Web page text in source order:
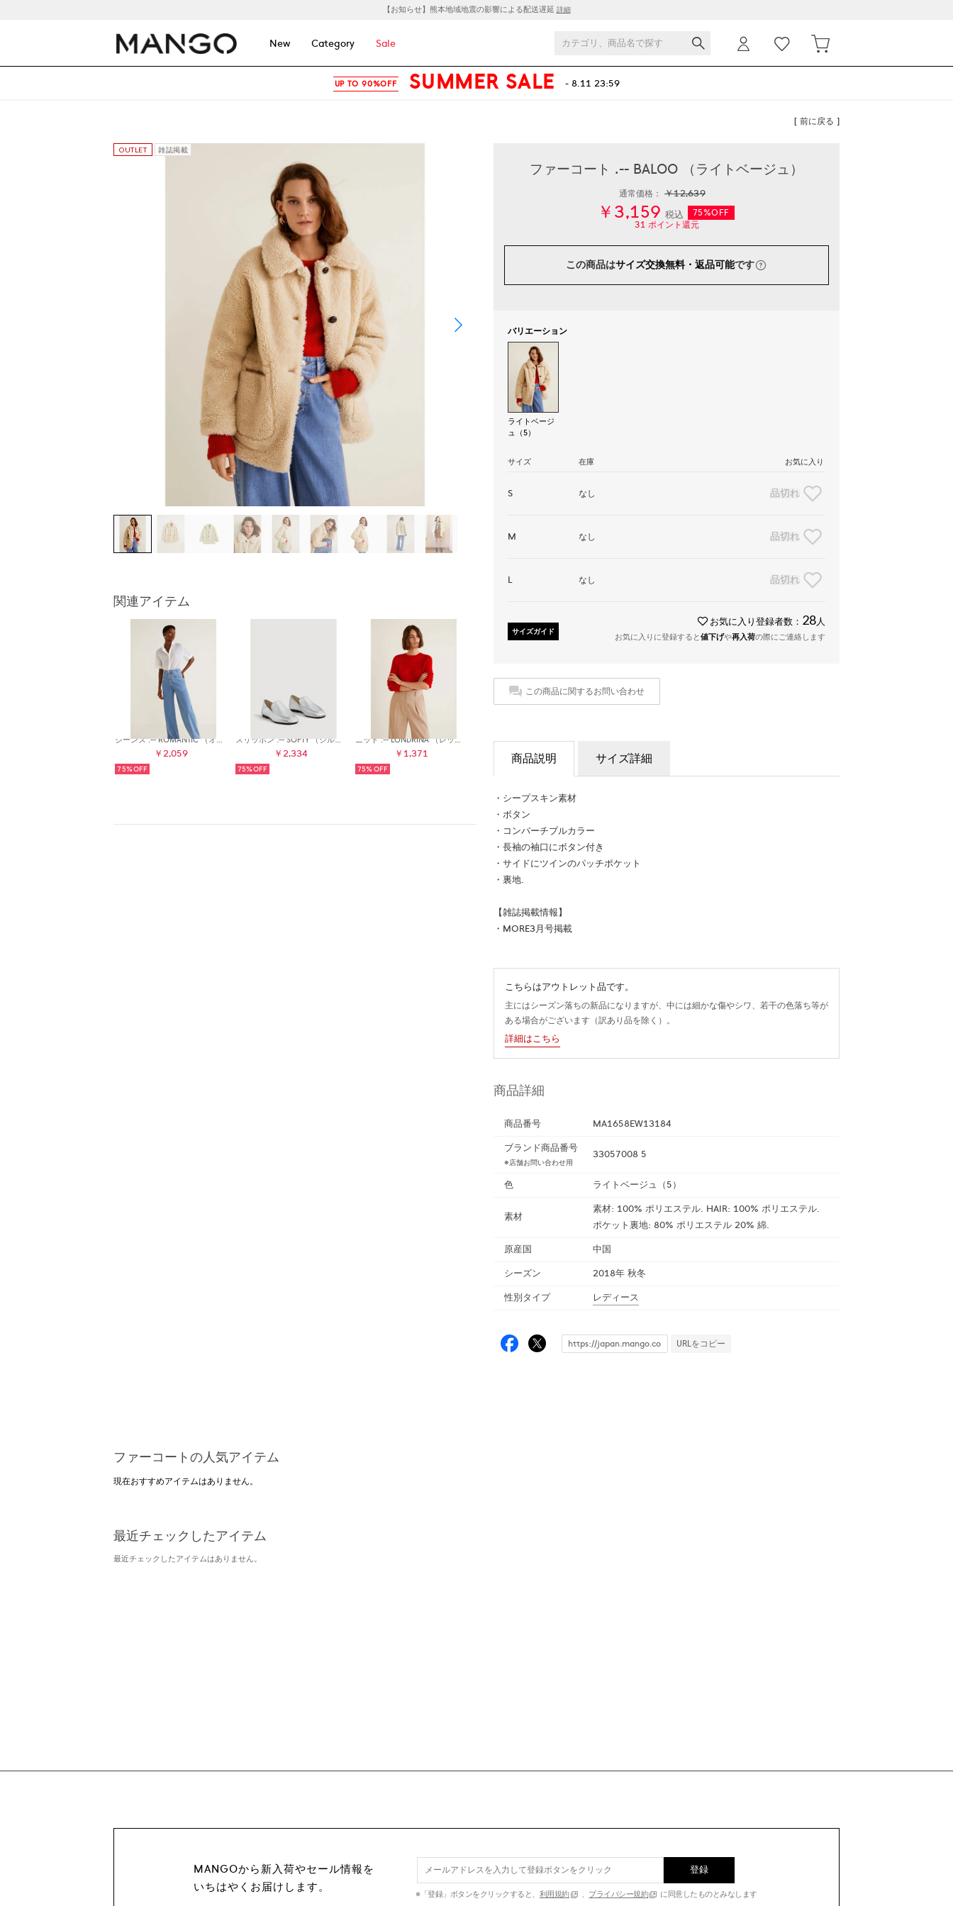
【お知らせ】熊本地域地震の影響による配送遅延 詳細
New Category Sale
UP TO 90%OFF SUMMER SALE - 8.11 23:59
[ 前に戻る ]
雑誌掲載
関連アイテム
ジーンズ .-- ROMANTIC （オープンブルー）
￥2,059
75%
スリッポン .-- SOFTY （シルバー）
￥2,334
75%
ニット .-- LONDRINA （レッド）
￥1,371
75%
ファーコート .-- BALOO （ライトベージュ）
通常価格：￥12,639
￥3,159 税込
75%OFF
31ポイント還元
この商品はサイズ交換無料・返品可能です
バリエーション
ライトベージ
ュ（5）
サイズ 在庫 お気に入り
S なし 品切れ
M なし 品切れ
L なし 品切れ
サイズガイド
お気に入り登録者数： 28 人
お気に入りに登録すると値下げや再入荷の際にご連絡します
この商品に関するお問い合わせ
商品説明 サイズ詳細
・シープスキン素材
・ボタン
・コンバーチブルカラー
・長袖の袖口にボタン付き
・サイドにツインのパッチポケット
・裏地.
【雑誌掲載情報】
・MORE3月号掲載
こちらはアウトレット品です。
主にはシーズン落ちの新品になりますが、中には細かな傷やシワ、若干の色落ち等が
ある場合がございます（訳あり品を除く）。
詳細はこちら
商品詳細
商品番号
MA1658EW13184
ブランド商品番号
※店舗お問い合わせ用
33057008 5
色 ライトベージュ（5）
素材
素材: 100% ポリエステル. HAIR: 100% ポリエステル.
ポケット裏地: 80% ポリエステル 20% 綿.
原産国
中国
シーズン
2018年 秋冬
性別タイプ
レディース
URLをコピー
ファーコートの人気アイテム
現在おすすめアイテムはありません。
最近チェックしたアイテム
最近チェックしたアイテムはありません。
MANGOから新入荷やセール情報を
いちはやくお届けします。
登録
※「登録」ボタンをクリックすると、 利用規約 、 プライバシー規約 に同意したものとみなします